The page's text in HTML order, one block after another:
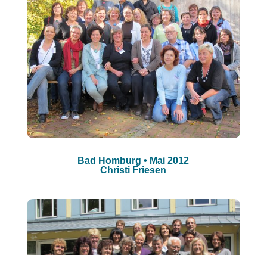
Bad Homburg • Mai 2012
Christi Friesen